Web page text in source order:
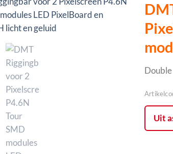
Double
Uit